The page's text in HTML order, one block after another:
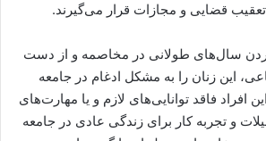
قضایی و مجازات قرار می‌گیرند.
سال‌های طولانی در مخاصمه و از دست
این زنان را به مشکل ادغام در جامعه
افراد فاقد توانایی‌های لازم و یا مهارت‌های
و تجربه کار برای زندگی عادی در جامعه